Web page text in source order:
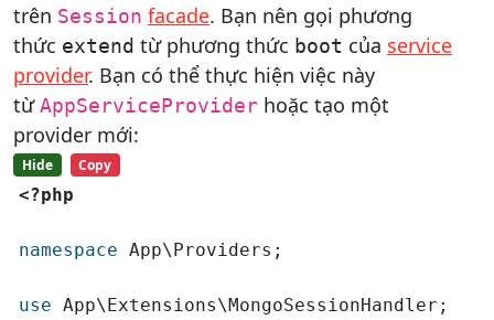
trên Session facade. Bạn nên gọi phương
thức extend từ phương thức boot của service
provider. Bạn có thể thực hiện việc này
từAppServiceProvider hoặc tạo một
provider mới:
Hide Copy
<?php
namespace App\Providers;
use